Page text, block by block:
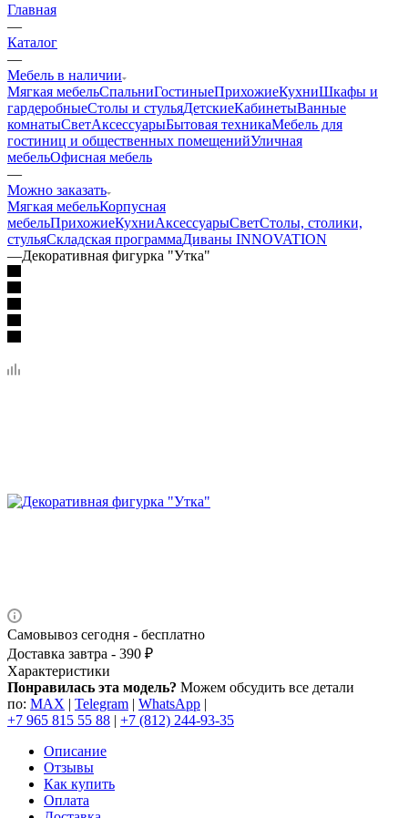
Главная
—
Каталог
—
Мебель в наличии
Мягкая мебельСпальниГостиныеПрихожиеКухниШкафы и
гардеробныеСтолы и стульяДетскиеКабинетыВанные
комнатыСветАксессуарыБытовая техникаМебель для
гостиниц и общественных помещенийУличная
мебельОфисная мебель
—
Можно заказать
Мягкая мебельКорпусная
мебельПрихожиеКухниАксессуарыСветСтолы, столики,
стульяСкладская программаДиваны INNOVATION
—Декоративная фигурка "Утка"
Самовывоз сегодня - бесплатно
Доставка завтра - 390 ₽
Характеристики
Понравилась эта модель? Можем обсудить все детали
по: MAX | Telegram | WhatsApp |
+7 965 815 55 88 | +7 (812) 244-93-35
Описание
Отзывы
Как купить
Оплата